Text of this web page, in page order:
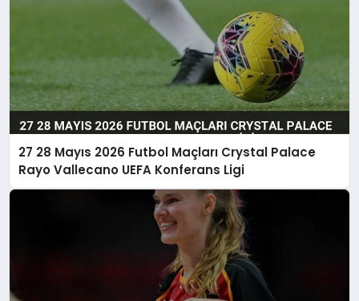
27 28 Mayıs 2026 Futbol Maçları Crystal Palace
Rayo Vallecano UEFA Konferans Ligi